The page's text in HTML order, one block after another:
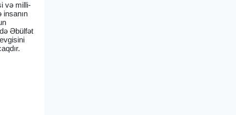
və milli-
insanın
Əbülfət